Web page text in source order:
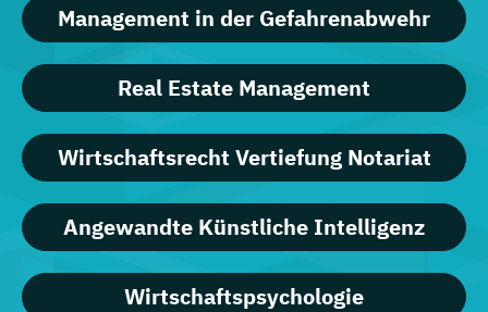
Management in der Gefahrenabwehr
Real Estate Management
Wirtschaftsrecht Vertiefung Notariat
Angewandte Künstliche Intelligenz
Wirtschaftspsychologie